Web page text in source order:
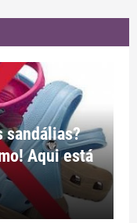
sandálias?
Aqui está